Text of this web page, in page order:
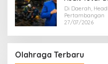
Di Daerah,
Pertambangan
27/07/2026
Olahraga Terbaru